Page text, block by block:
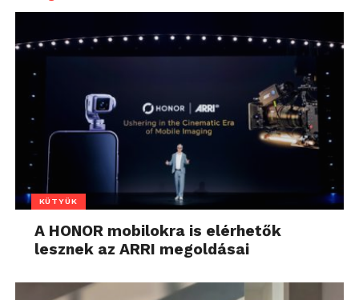
KÜTYÜK
A HONOR mobilokra is elérhetők
lesznek az ARRI megoldásai